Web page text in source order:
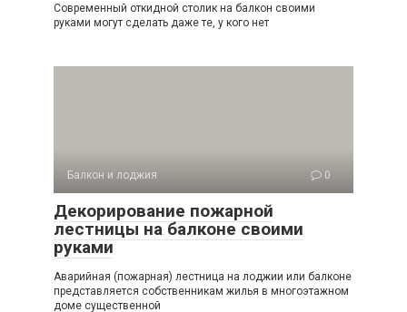
Современный откидной столик на балкон своими
руками могут сделать даже те, у кого нет
Балкон и лоджия 0
Декорирование пожарной
лестницы на балконе своими
руками
Аварийная (пожарная) лестница на лоджии или балконе
представляется собственникам жилья в многоэтажном
доме существенной